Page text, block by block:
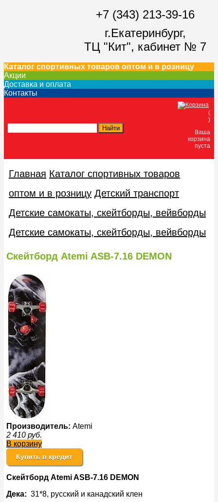
+7 (343) 213-39-16
г.Екатеринбург,
ТЦ "Кит", кабинет № 7
Каталог спортивных товаров оптом и в розницу
Акции
Доставка и оплата
Контакты
(
)
Ваша
корзина
пуста
Главная Каталог спортивных товаров
оптом и в розницу Детский транспорт
Детские самокаты, скейтборды, вейвборды
Детские самокаты, скейтборды, вейвборды
Скейтборд Atemi ASB-7.16 DEMON
Производитель: Atemi
2 410 руб.
В корзину
Купить в кредит
Скейтборд Atemi ASB-7.16 DEMON
Дека: 31*8, русский и канадский клен